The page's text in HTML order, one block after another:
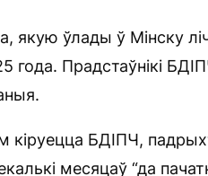
якую ўлады ў Мінску
Прадстаўнікі
кіруецца БДІПЧ,
месяцаў “да